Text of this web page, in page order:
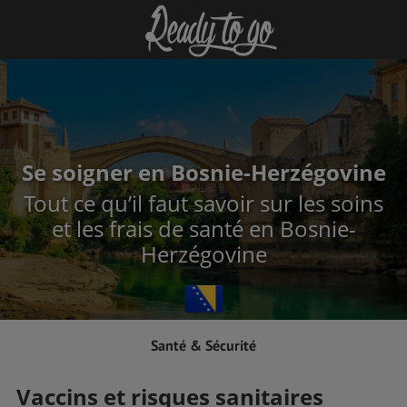
Se soigner en Bosnie-Herzégovine
Tout ce qu’il faut savoir sur les soins
et les frais de santé en Bosnie-
Herzégovine
Santé & Sécurité
Vaccins et risques sanitaires